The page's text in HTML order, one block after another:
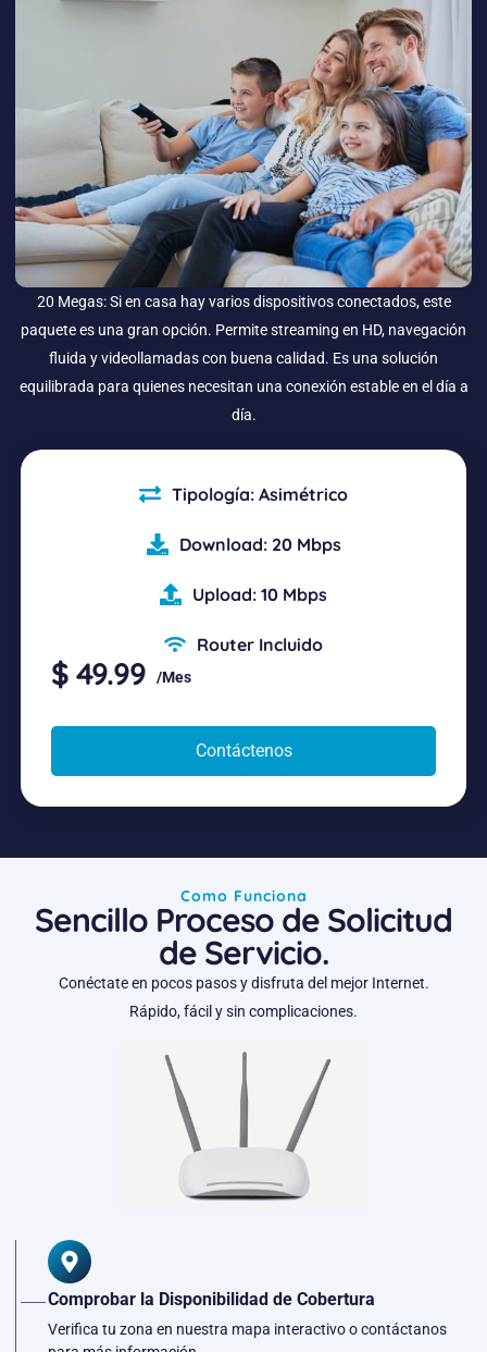
20 Megas: Si en casa hay varios dispositivos conectados, este
paquete es una gran opción. Permite streaming en HD, navegación
fluida y videollamadas con buena calidad. Es una solución
equilibrada para quienes necesitan una conexión estable en el día a
día.
Tipología: Asimétrico
Download: 20 Mbps
Upload: 10 Mbps
Router Incluido
$ 49.99 /Mes
Contáctenos
Como Funciona
Sencillo Proceso de Solicitud
de Servicio.
Conéctate en pocos pasos y disfruta del mejor Internet.
Rápido, fácil y sin complicaciones.
Comprobar la Disponibilidad de Cobertura
Verifica tu zona en nuestra mapa interactivo o contáctanos